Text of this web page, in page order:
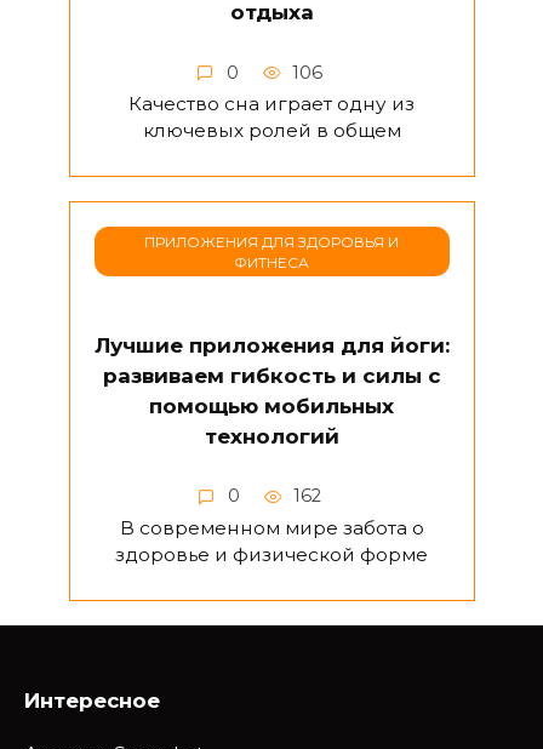
отдыха
0 106
Качество сна играет одну из
ключевых ролей в общем
ПРИЛОЖЕНИЯ ДЛЯ ЗДОРОВЬЯ И
ФИТНЕСА
Лучшие приложения для йоги:
развиваем гибкость и силы с
помощью мобильных
технологий
0 162
В современном мире забота о
здоровье и физической форме
Интересное